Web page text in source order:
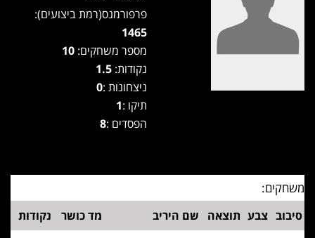
פרפורמנס(רמת ביצועים):
1465
מספר משחקים:
נקודות: 1.5
ניצחונות :0
תיקו :1
הפסדים :8
משחקים:
סיבוב צבע תוצאה שם היריב מד כושר
נקודות